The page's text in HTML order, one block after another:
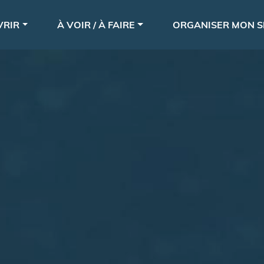
au
À VOIR / À FAIRE ORGANISER MON